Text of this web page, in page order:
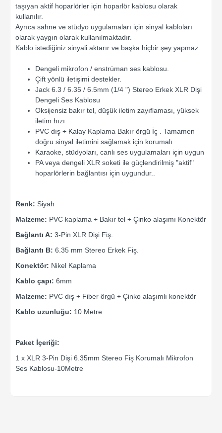
taşıyan aktif hoparlörler için hoparlör kablosu olarak
kullanılır.
Ayrıca sahne ve stüdyo uygulamaları için sinyal kabloları
olarak yaygın olarak kullanılmaktadır.
Kablo istediğiniz sinyali aktarır ve başka hiçbir şey yapmaz.
Dengeli mikrofon / enstrüman ses kablosu.
Çift yönlü iletişimi destekler.
Jack 6.3 / 6.35 / 6.5mm (1/4 ") Stereo Erkek XLR Dişi
Dengeli Ses Kablosu
Oksijensiz bakır tel, düşük iletim zayıflaması, yüksek
iletim hızı
PVC dış + Kalay Kaplama Bakır örgü İç . Tamamen
doğru sinyal iletimini sağlamak için korumalı
Karaoke, stüdyoları, canlı ses uygulamaları için uygun
PA veya dengeli XLR soketi ile güçlendirilmiş "aktif"
hoparlörlerin bağlantısı için uygundur..
Renk: Siyah
Malzeme: PVC kaplama + Bakır tel + Çinko alaşımı Konektör
Bağlantı A: 3-Pin XLR Dişi Fiş.
Bağlantı B: 6.35 mm Stereo Erkek Fiş.
Konektör: Nikel Kaplama
Kablo çapı: 6mm
Malzeme: PVC dış + Fiber örgü + Çinko alaşımlı konektör
Kablo uzunluğu: 10 Metre
Paket İçeriği:
1 x XLR 3-Pin Dişi 6.35mm Stereo Fiş Korumalı Mikrofon
Ses Kablosu-10Metre